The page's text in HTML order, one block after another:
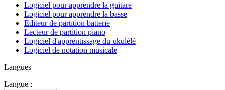
Logiciel pour apprendre la guitare
Logiciel pour apprendre la basse
Editeur de partition batterie
Lecteur de partition piano
Logiciel d'apprentissage du ukulélé
Logiciel de notation musicale
Langues
Langue :